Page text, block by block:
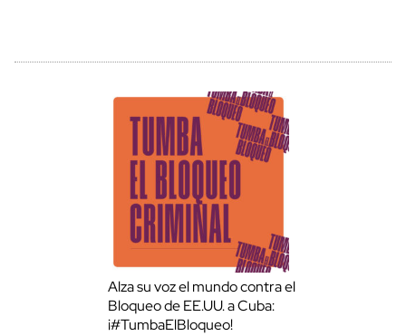
Alza su voz el mundo contra el
Bloqueo de EE.UU. a Cuba:
¡#TumbaElBloqueo!